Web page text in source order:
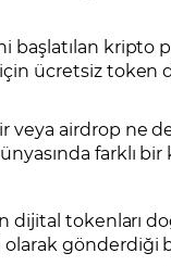
kripto
ücretsiz token
veya airdrop ne
farklı
dijital tokenları
gönderdiği